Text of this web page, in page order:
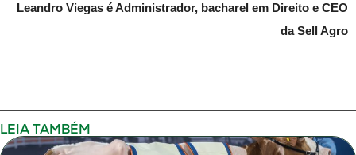
Leandro Viegas é Administrador, bacharel em Direito e CEO
da Sell Agro
LEIA TAMBÉM